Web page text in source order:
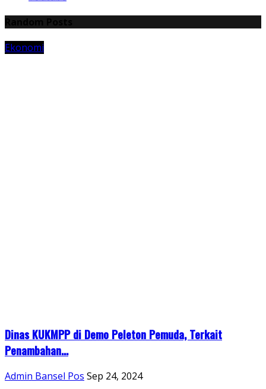
Ekonomi
Dinas KUKMPP di Demo Peleton Pemuda, Terkait
Penambahan...
Admin Bansel Pos Sep 24, 2024